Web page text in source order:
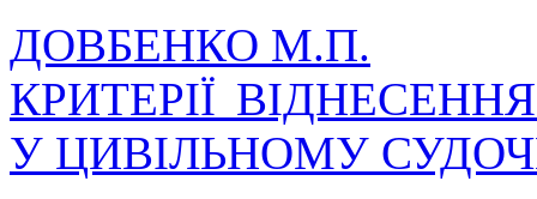
ДОВБЕНКО М.П.
КРИТЕРІЇ
У ЦИВІЛЬНОМУ